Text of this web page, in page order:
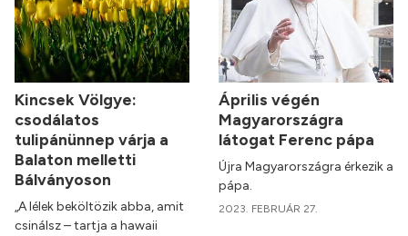
Kincsek Völgye:
csodálatos
tulipánünnep várja a
Balaton melletti
Bálványoson
„A lélek beköltözik abba, amit
csinálsz – tartja a hawaii
Április végén
Magyarországra
látogat Ferenc pápa
Újra Magyarországra érkezik a
pápa.
2023. FEBRUÁR 27.